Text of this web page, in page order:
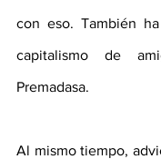
con eso. También
capitalismo de
Premadasa.
Al mismo tiempo,